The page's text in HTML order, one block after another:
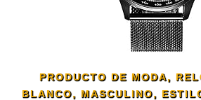
PRODUCTO DE MODA,
BLANCO, MASCULINO,